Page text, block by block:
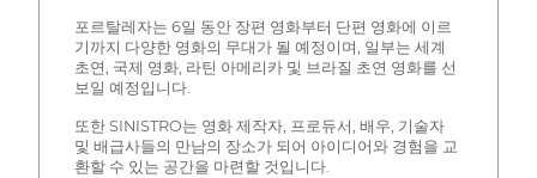
포르탈레자는 6일 동안 장편 영화부터 단편 영화에 이르
기까지 다양한 영화의 무대가 될 예정이며, 일부는 세계
초연, 국제 영화, 라틴 아메리카 및 브라질 초연 영화를 선
보일 예정입니다.
또한 SINISTRO는 영화 제작자, 프로듀서, 배우, 기술자
및 배급사들의 만남의 장소가 되어 아이디어와 경험을 교
환할 수 있는 공간을 마련할 것입니다.